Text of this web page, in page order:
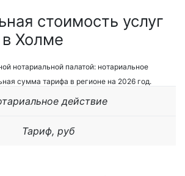
стоимость услуг
в Холме
нотариальной палатой: нотариальное
сумма тарифа в регионе на 2026 год.
действие
Тариф, руб